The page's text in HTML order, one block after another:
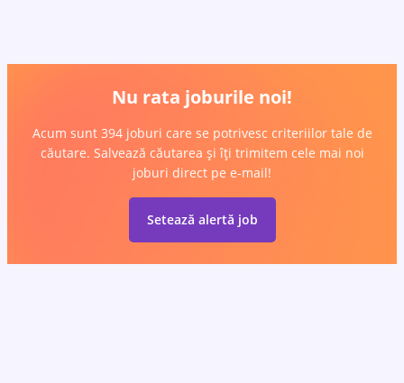
Nu rata joburile noi!
Acum sunt 394 joburi care se potrivesc criteriilor tale de
căutare. Salvează căutarea și îți trimitem cele mai noi
joburi direct pe e-mail!
Setează alertă job